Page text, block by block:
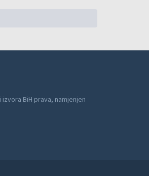
BiH prava, namjenjen